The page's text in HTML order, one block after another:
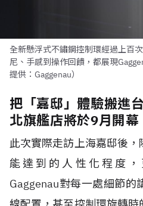
全新懸浮式不鏽鋼控制環經過上百
尼、手感到操作回饋，都展現
提供：Gaggenau）
把「嘉邸」體驗搬進
北旗艦店將於9月開幕
此次實際走訪上海嘉邸後
能達到的人性化程度
Gaggenau對每一處細節的